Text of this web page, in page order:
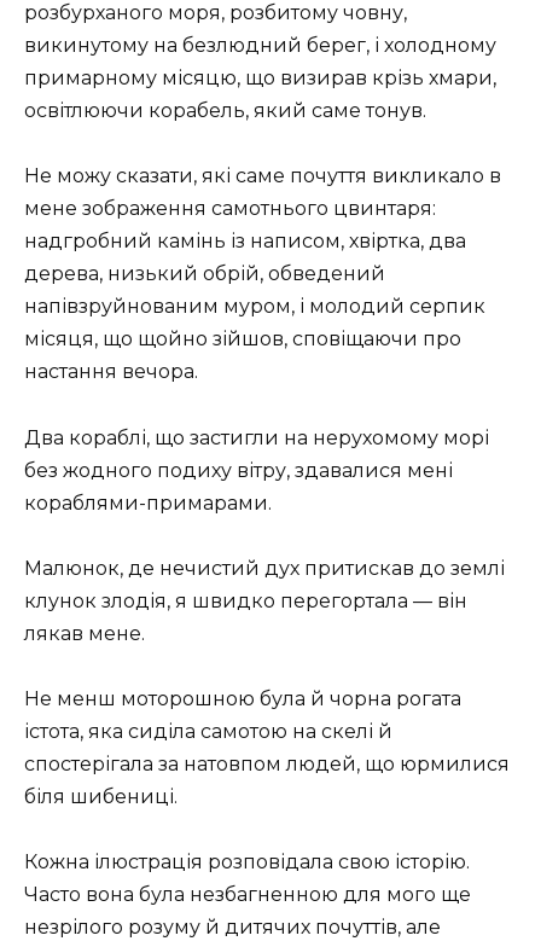
розбурханого моря, розбитому човну,
викинутому на безлюдний берег, і холодному
примарному місяцю, що визирав крізь хмари,
освітлюючи корабель, який саме тонув.
Не можу сказати, які саме почуття викликало в
мене зображення самотнього цвинтаря:
надгробний камінь із написом, хвіртка, два
дерева, низький обрій, обведений
напівзруйнованим муром, і молодий серпик
місяця, що щойно зійшов, сповіщаючи про
настання вечора.
Два кораблі, що застигли на нерухомому морі
без жодного подиху вітру, здавалися мені
кораблями-примарами.
Малюнок, де нечистий дух притискав до землі
клунок злодія, я швидко перегортала — він
лякав мене.
Не менш моторошною була й чорна рогата
істота, яка сиділа самотою на скелі й
спостерігала за натовпом людей, що юрмилися
біля шибениці.
Кожна ілюстрація розповідала свою історію.
Часто вона була незбагненною для мого ще
незрілого розуму й дитячих почуттів, але